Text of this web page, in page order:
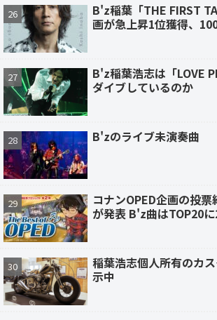
B'z稲葉「THE FIRST
画が急上昇1位獲得、
B'z稲葉浩志は「LOVE
ダイブしているのか
B'zのライブ未演奏曲
コナンOPED企画の投
が発表 B'z曲はTOP20
稲葉浩志個人所有のカ
示中